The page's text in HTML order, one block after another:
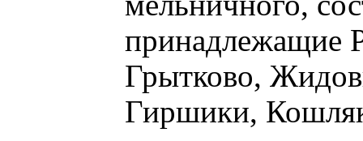
принадлежащие
Грытково,
Гиршики,